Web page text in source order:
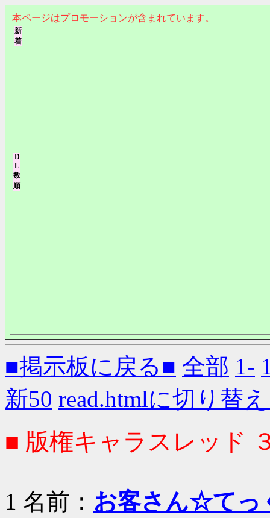
本ページはプロモーションが含まれています。
■掲示板に戻る■ 全部 1-
新50 read.htmlに切り替
■ 版権キャラスレッド
1 名前： お客さん☆てっ